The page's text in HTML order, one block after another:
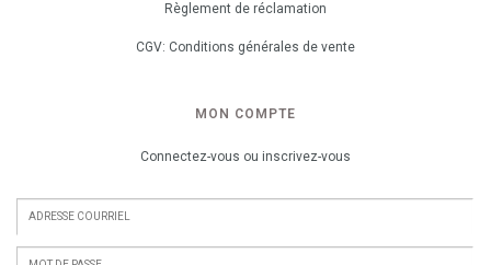
Règlement de réclamation
CGV: Conditions générales de vente
MON COMPTE
Connectez-vous ou inscrivez-vous